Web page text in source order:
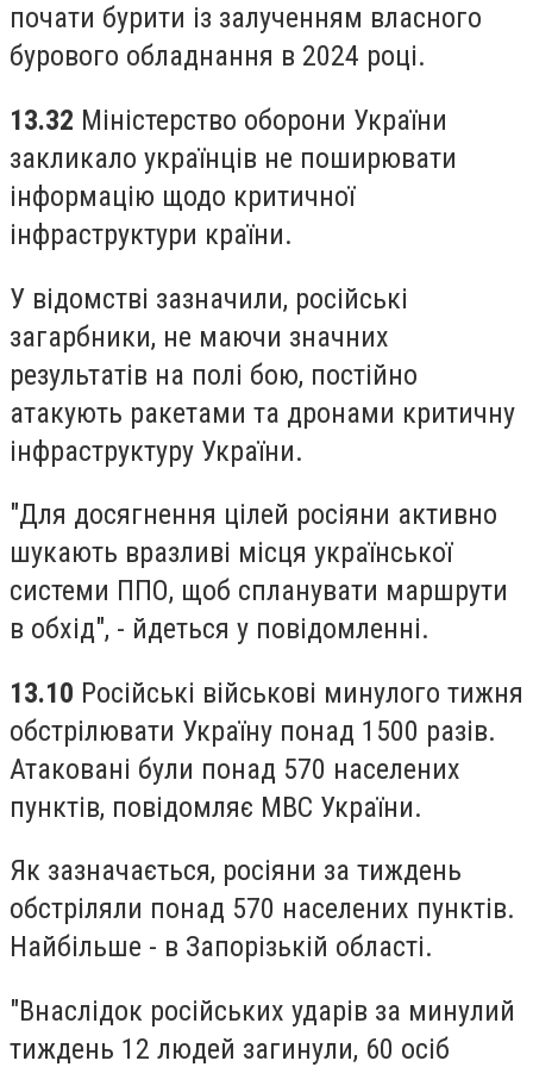
почати бурити із залученням власного
бурового обладнання в 2024 році.
13.32 Міністерство оборони України
закликало українців не поширювати
інформацію щодо критичної
інфраструктури країни.
У відомстві зазначили, російські
загарбники, не маючи значних
результатів на полі бою, постійно
атакують ракетами та дронами критичну
інфраструктуру України.
"Для досягнення цілей росіяни активно
шукають вразливі місця української
системи ППО, щоб спланувати маршрути
в обхід", - йдеться у повідомленні.
13.10 Російські військові минулого тижня
обстрілювати Україну понад 1500 разів.
Атаковані були понад 570 населених
пунктів, повідомляє МВС України.
Як зазначається, росіяни за тиждень
обстріляли понад 570 населених пунктів.
Найбільше - в Запорізькій області.
"Внаслідок російських ударів за минулий
тиждень 12 людей загинули, 60 осіб